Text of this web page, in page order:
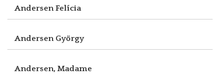
Andersen Felícia
Andersen György
Andersen, Madame